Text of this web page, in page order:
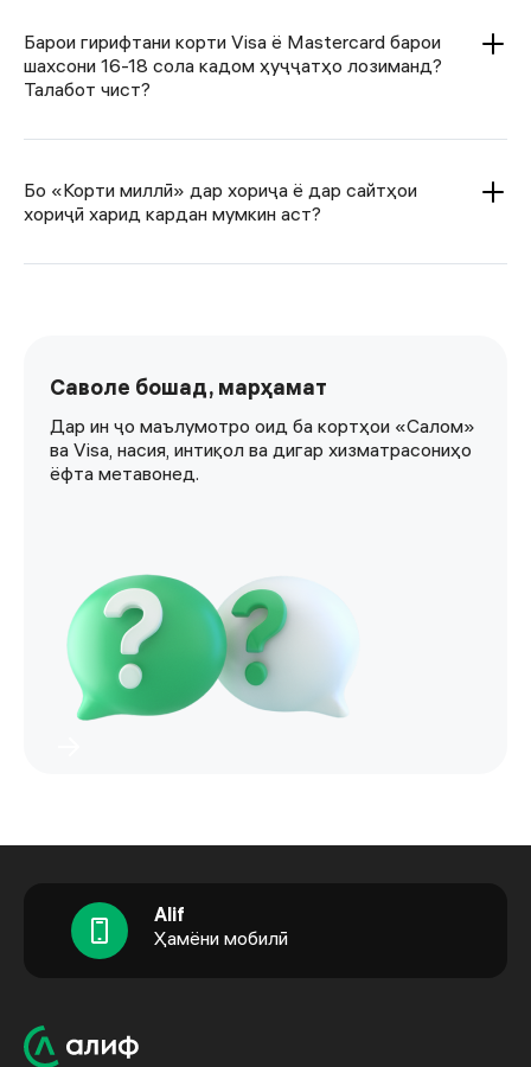
Барои гирифтани корти Visa ё Mastercard барои
шахсони 16-18 сола кадом ҳуҷҷатҳо лозиманд?
Талабот чист?
Бо «Корти миллӣ» дар хориҷа ё дар сайтҳои
хориҷӣ харид кардан мумкин аст?
Саволе бошад, марҳамат
Дар ин ҷо маълумотро оид ба кортҳои «Салом»
ва Visa, насия, интиқол ва дигар хизматрасониҳо
ёфта метавонед.
Alif
Ҳамёни мобилӣ